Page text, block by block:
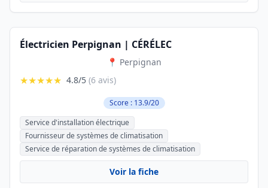
Électricien Perpignan | CÉRÉLEC
📍 Perpignan
★★★★★ 4.8/5 (6 avis)
Score : 13.9/20
Service d'installation électrique
Fournisseur de systèmes de climatisation
Service de réparation de systèmes de climatisation
Voir la fiche